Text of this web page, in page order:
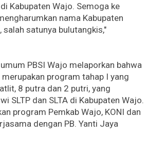
Kabupaten Wajo. Semoga ke
nama Kabupaten
satunya bulutangkis,"
PBSI Wajo melaporkan bahwa
program tahap I yang
8 putra dan 2 putri, yang
SLTP dan SLTA di Kabupaten Wajo.
program Pemkab Wajo, KONI dan
dengan PB. Yanti Jaya